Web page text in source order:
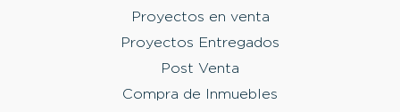
Proyectos en venta
Proyectos Entregados
Post Venta
Compra de Inmuebles